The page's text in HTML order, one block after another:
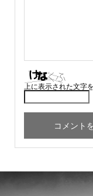
上に表示された文字